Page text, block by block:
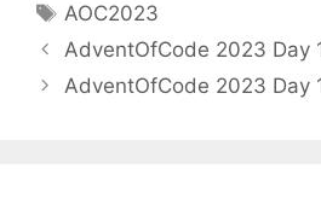
标
签
AOC2023
AdventOfCode 2023 Day
AdventOfCode 2023 Day